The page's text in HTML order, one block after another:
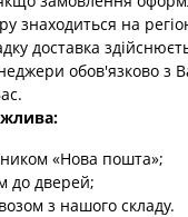
знаходиться на
доставка
обов'язково з
«Нова пошта»;
до дверей;
з нашого складу.